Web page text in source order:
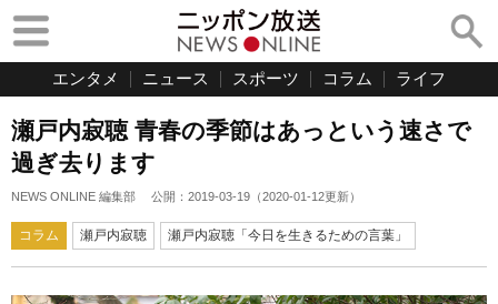
エンタメ ニュース スポーツ コラム ライフ
瀬戸内寂聴 青春の季節はあっという速さで
過ぎ去ります
NEWS ONLINE 編集部 公開： 2019-03-19 （2020-01-12更新）
コラム 瀬戸内寂聴 瀬戸内寂聴「今日を生きるための言葉」